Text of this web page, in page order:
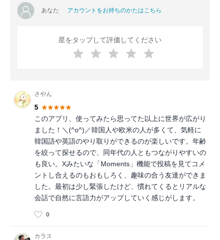
あなた アカウントをお持ちのかたはこちら
星をタップして評価してください
さやん
5
このアプリ、使ってみたら思ってた以上に世界が広がり
ました！＼(^o^)／韓国人や欧米の人が多くて、気軽に
韓国語や英語のやり取りができるのが楽しいです。年齢
を絞って探せるので、同年代の人ともつながりやすいの
も良い。Xみたいな「Moments」機能で投稿を見てコメ
ントし合えるのもおもしろく、趣味の合う友達ができま
した。最初は少し緊張したけど、慣れてくるとリアルな
会話で自然に言語力がアップしていく感じがします。
0
カラス